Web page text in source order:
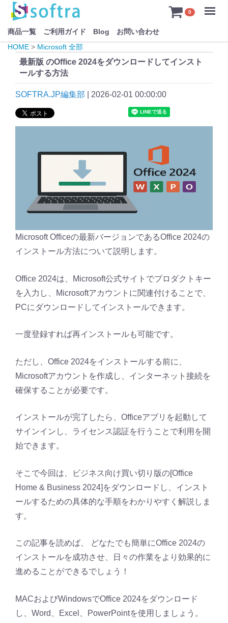
商品一覧 ご利用ガイド Blog お問い合わせ
0
HOME > Microsoft 全部
最新版 のOffice 2024をダウンロードしてインスト
ールする方法
SOFTRA.JP編集部 2026-02-01 00:00:00
Microsoft Officeの最新バージョンであるOffice 2024の
インストール方法について説明します。
Office 2024は、Microsoft公式サイトでプロダクトキー
を入力し、Microsoftアカウントに関連付けることで、
PCにダウンロードしてインストールできます。
一度登録すれば再インストールも可能です。
ただし、Office 2024をインストールする前に、
Microsoftアカウントを作成し、インターネット接続を
確保することが必要です。
インストールが完了したら、Officeアプリを起動して
サインインし、ライセンス認証を行うことで利用を開
始できます。
そこで今回は、ビジネス向け買い切り版の[Office
Home & Business 2024]をダウンロードし、インスト
ールするための具体的な手順をわかりやすく解説しま
す。
この記事を読めば、 どなたでも簡単にOffice 2024の
インストールを成功させ、日々の作業をより効果的に
進めることができるでしょう！
MACおよびWindowsでOffice 2024をダウンロード
し、Word、Excel、PowerPointを使用しましょう。